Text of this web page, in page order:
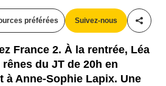
préférées Suivez-nous
France 2. À la rentrée, Léa
du JT de 20h en
à Anne-Sophie Lapix. Une